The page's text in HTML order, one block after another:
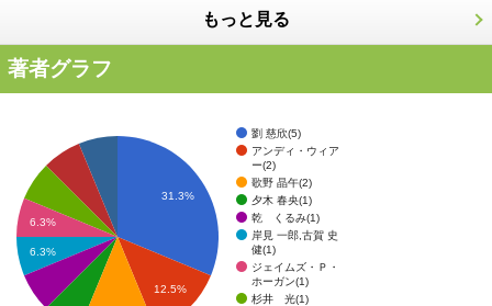
もっと見る
著者グラフ
劉 慈欣(5)
アンディ・ウィア
ー(2)
歌野 晶午(2)
夕木 春央(1)
乾 くるみ(1)
岸見 一郎,古賀 史
健(1)
ジェイムズ・Ｐ・
ホーガン(1)
杉井 光(1)
31.3%
12.5%
6.3%
6.3%